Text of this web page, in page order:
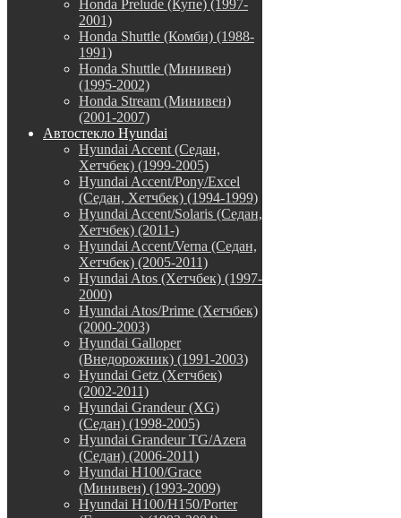
Honda Prelude (Купе) (1997-
2001)
Honda Shuttle (Комби) (1988-
1991)
Honda Shuttle (Минивен)
(1995-2002)
Honda Stream (Минивен)
(2001-2007)
Автостекло Hyundai
Hyundai Accent (Седан,
Хетчбек) (1999-2005)
Hyundai Accent/Pony/Excel
(Седан, Хетчбек) (1994-1999)
Hyundai Accent/Solaris (Седан,
Хетчбек) (2011-)
Hyundai Accent/Verna (Седан,
Хетчбек) (2005-2011)
Hyundai Atos (Хетчбек) (1997-
2000)
Hyundai Atos/Prime (Хетчбек)
(2000-2003)
Hyundai Galloper
(Внедорожник) (1991-2003)
Hyundai Getz (Хетчбек)
(2002-2011)
Hyundai Grandeur (XG)
(Седан) (1998-2005)
Hyundai Grandeur TG/Azera
(Седан) (2006-2011)
Hyundai H100/Grace
(Минивен) (1993-2009)
Hyundai H100/H150/Porter